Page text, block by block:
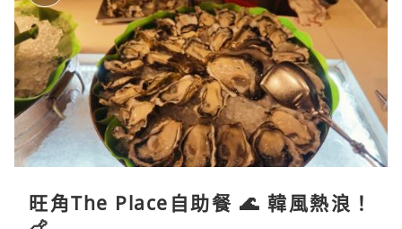
旺角The Place自助餐 🌊 韓風熱浪！